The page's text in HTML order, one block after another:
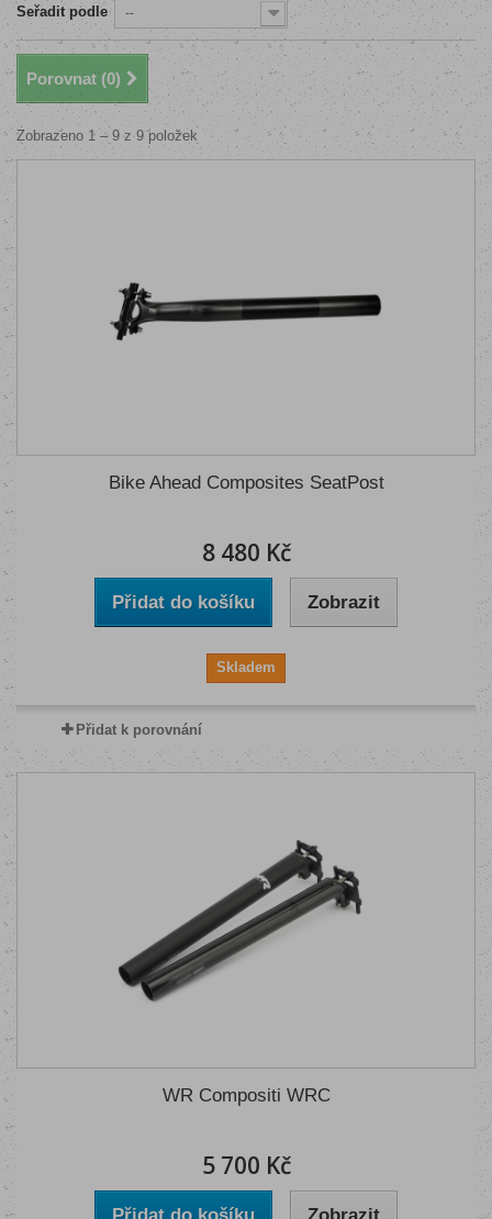
Seřadit podle --
Porovnat (0)
Zobrazeno 1 – 9 z 9 položek
Bike Ahead Composites SeatPost
8 480 Kč
Přidat do košíku Zobrazit
Skladem
Přidat k porovnání
WR Compositi WRC
5 700 Kč